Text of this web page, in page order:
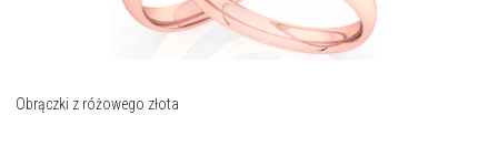
Obrączki z różowego złota